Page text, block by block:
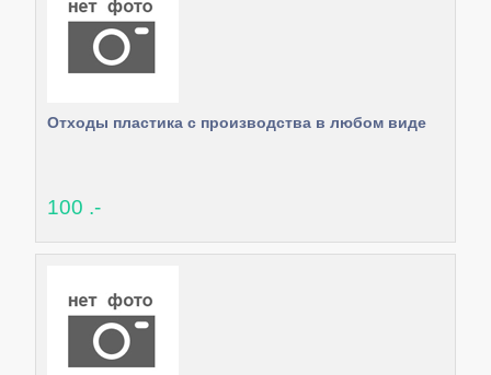
Отходы пластика с производства в любом виде
100 .-